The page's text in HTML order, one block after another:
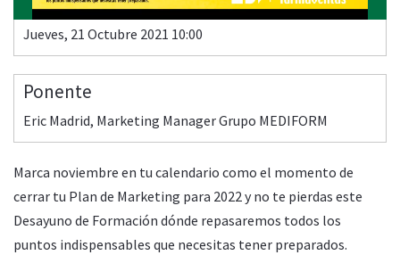
Jueves, 21 Octubre 2021 10:00
Ponente
Eric Madrid, Marketing Manager Grupo MEDIFORM
00:00 00:50
Marca noviembre en tu calendario como el momento de
cerrar tu Plan de Marketing para 2022 y no te pierdas este
Desayuno de Formación dónde repasaremos todos los
puntos indispensables que necesitas tener preparados.